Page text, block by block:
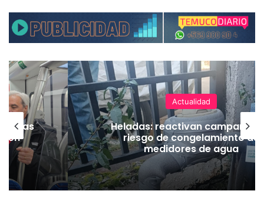
vías
Actualidad
Heladas: reactivan campaña
riesgo de congelamiento de
medidores de agua